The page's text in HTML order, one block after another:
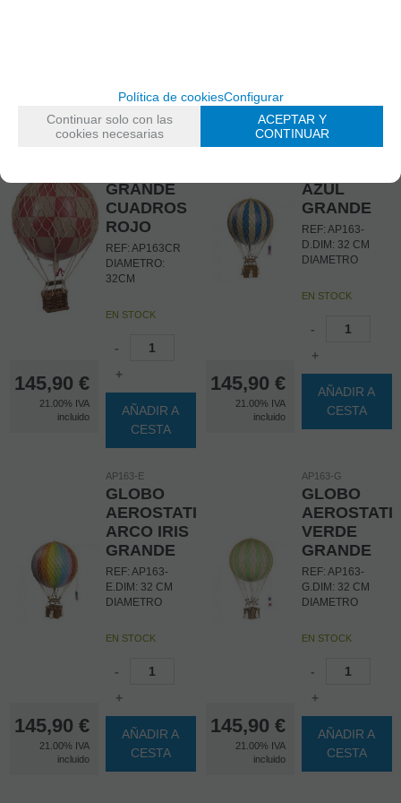
145,90 €
21.00% IVA
incluido
AP163CR
GRANDE
CUADROS
ROJO
REF: AP163CR
DIAMETRO:
32CM
EN STOCK
-
+
AÑADIR A
CESTA
145,90 €
21.00% IVA
incluido
AP163-D
GLOBO
AZUL
GRANDE
REF: AP163-
D.DIM: 32 CM
DIAMETRO
EN STOCK
-
+
AÑADIR A
CESTA
145,90 €
21.00% IVA
incluido
AP163-E
GLOBO
AEROSTATICO
ARCO IRIS
GRANDE
REF: AP163-
E.DIM: 32 CM
DIAMETRO
EN STOCK
-
+
AÑADIR A
CESTA
145,90 €
21.00% IVA
incluido
AP163-G
GLOBO
VERDE
GRANDE
REF: AP163-
G.DIM: 32 CM
DIAMETRO
EN STOCK
-
+
AÑADIR A
CESTA
Política de cookiesConfigurar
Continuar solo con las
cookies necesarias
ACEPTAR Y
CONTINUAR